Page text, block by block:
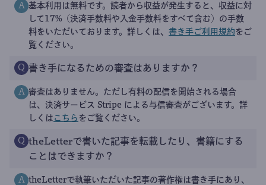
A 基本利用は無料です。読者から収益が発生すると、収益に対
して17%（決済手数料や入金手数料をすべて含む）の手数
料をいただいております。詳しくは、 書き手ご利用規約 をご
覧ください。
Q 書き手になるための審査はありますか？
A 審査はありません。ただし有料の配信を開始される場合
は、決済サービス Stripe による与信審査がございます。詳
しくは こちら をご覧ください。
Q theLetterで書いた記事を転載したり、書籍にする
ことはできますか？
A theLetterで執筆いただいた記事の著作権は書き手にあり、